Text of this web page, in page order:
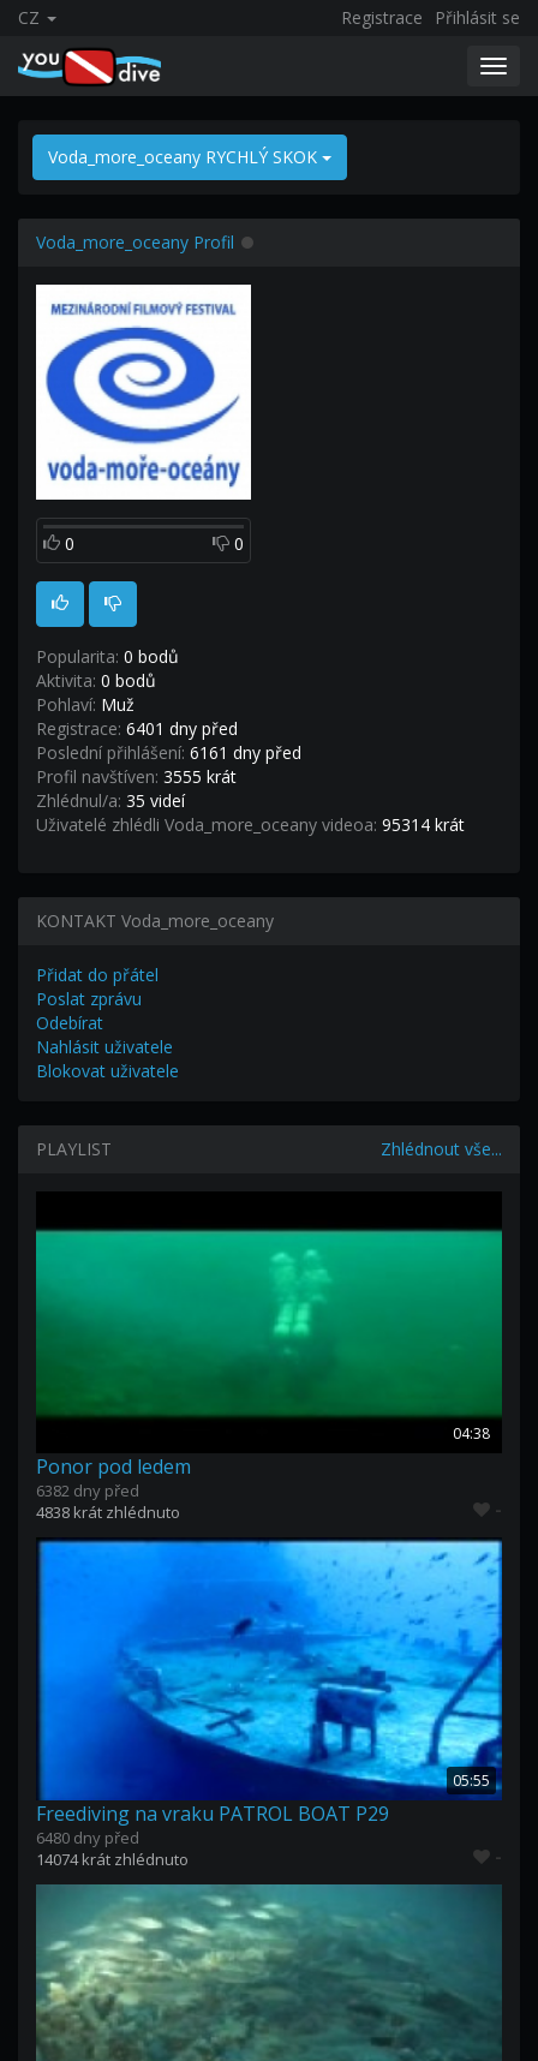
CZ Registrace Přihlásit se
Voda_more_oceany RYCHLÝ SKOK
Voda_more_oceany Profil
0 0
Popularita: 0 bodů
Aktivita: 0 bodů
Pohlaví: Muž
Registrace: 6401 dny před
Poslední přihlášení: 6161 dny před
Profil navštíven: 3555 krát
Zhlédnul/a: 35 videí
Uživatelé zhlédli Voda_more_oceany videoa: 95314 krát
KONTAKT Voda_more_oceany
Přidat do přátel
Poslat zprávu
Odebírat
Nahlásit uživatele
Blokovat uživatele
PLAYLIST Zhlédnout vše...
04:38
Ponor pod ledem
6382 dny před
4838 krát zhlédnuto
-
05:55
Freediving na vraku PATROL BOAT P29
6480 dny před
14074 krát zhlédnuto
-